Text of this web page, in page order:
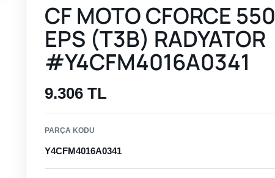
CF MOTO CFORCE 550
EPS (T3B) RADYATOR
#Y4CFM4016A0341
9.306 TL
PARÇA KODU
Y4CFM4016A0341